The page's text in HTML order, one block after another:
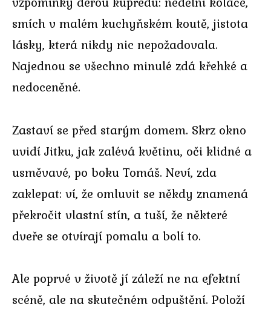
smích v malém kuchyňském koutě, jistota
lásky, která nikdy nic nepožadovala.
Najednou se všechno minulé zdá křehké a
nedoceněné.
Zastaví se před starým domem. Skrz okno
uvidí Jitku, jak zalévá květinu, oči klidné a
usměvavé, po boku Tomáš. Neví, zda
zaklepat: ví, že omluvit se někdy znamená
překročit vlastní stín, a tuší, že některé
dveře se otvírají pomalu a bolí to.
Ale poprvé v životě jí záleží ne na efektní
scéně, ale na skutečném odpuštění. Položí